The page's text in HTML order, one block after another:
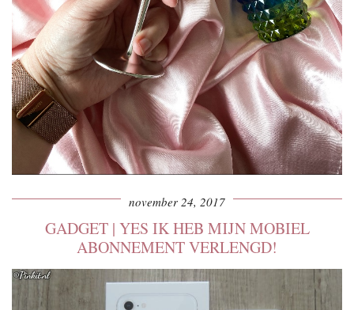
november 24, 2017
GADGET | YES IK HEB MIJN MOBIEL
ABONNEMENT VERLENGD!